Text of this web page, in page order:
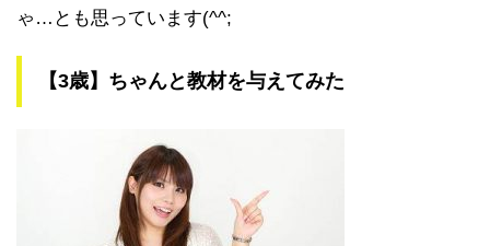
ゃ…とも思っています(^^;
【3歳】ちゃんと教材を与えてみた